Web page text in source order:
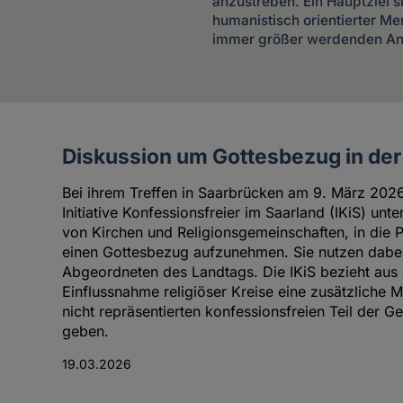
humanistisch orientierter
immer größer werdenden
Artikel
Autorin
Diskussion um Gottesbezug in
Bei ihrem Treffen in Saarbrücken am 9. März
Initiative Konfessionsfreier im Saarland (IKiS)
von Kirchen und Religionsgemeinschaften, in die
einen Gottesbezug aufzunehmen. Sie nutzen
Abgeordneten des Landtags. Die IKiS bezieht aus
Einflussnahme religiöser Kreise eine zusätzliche
nicht repräsentierten konfessionsfreien Teil der
geben.
19.03.2026